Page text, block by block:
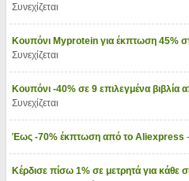
Συνεχίζεται
Κουπόνι Myprotein για έκπτωση 45%
Συνεχίζεται
Κουπόνι -40% σε 9 επιλεγμένα βιβλία
Συνεχίζεται
Έως -70% έκπτωση από το Aliexpress
Κέρδισε πίσω 1% σε μετρητά για κάθε